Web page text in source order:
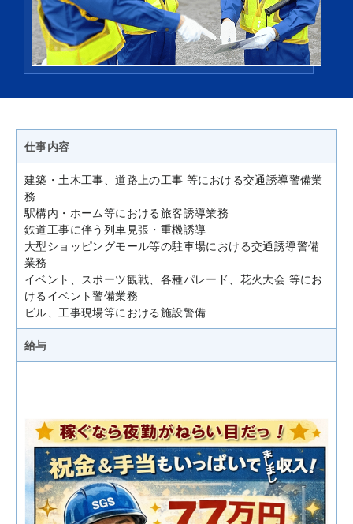
仕事内容
建築・土木工事、道路上の工事 等における交通誘導警備業
務
駅構内・ホーム等における旅客誘導業務
鉄道工事に伴う列車見張・重機誘導
大型ショッピングモール等の駐車場における交通誘導警備
業務
イベント、スポーツ観戦、各種パレード、花火大会 等にお
けるイベント警備業務
ビル、工事現場等における施設警備
給与